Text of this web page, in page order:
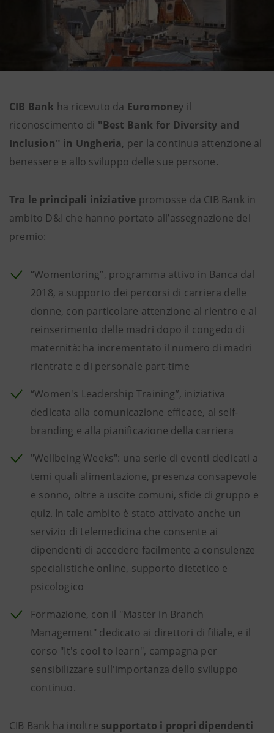
CIB Bank ha ricevuto da Euromoney il
riconoscimento di "Best Bank for Diversity and
Inclusion" in Ungheria, per la continua attenzione al
benessere e allo sviluppo delle sue persone.
Tra le principali iniziative promosse da CIB Bank in
ambito D&I che hanno portato all’assegnazione del
premio:
“Womentoring”, programma attivo in Banca dal
2018, a supporto dei percorsi di carriera delle
donne, con particolare attenzione al rientro e al
reinserimento delle madri dopo il congedo di
maternità: ha incrementato il numero di madri
rientrate e di personale part-time
“Women's Leadership Training”, iniziativa
dedicata alla comunicazione efficace, al self-
branding e alla pianificazione della carriera
"Wellbeing Weeks": una serie di eventi dedicati a
temi quali alimentazione, presenza consapevole
e sonno, oltre a uscite comuni, sfide di gruppo e
quiz. In tale ambito è stato attivato anche un
servizio di telemedicina che consente ai
dipendenti di accedere facilmente a consulenze
specialistiche online, supporto dietetico e
psicologico
Formazione, con il "Master in Branch
Management" dedicato ai direttori di filiale, e il
corso "It's cool to learn", campagna per
sensibilizzare sull'importanza dello sviluppo
continuo.
CIB Bank ha inoltre supportato i propri dipendenti